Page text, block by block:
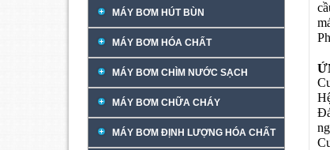
MÁY BƠM HÚT BÙN
MÁY BƠM HÓA CHẤT
MÁY BƠM CHÌM NƯỚC SẠCH
MÁY BƠM CHỮA CHÁY
MÁY BƠM ĐỊNH LƯỢNG HÓA CHẤT